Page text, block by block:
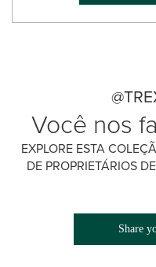
Você nos
EXPLORE ESTA
DE PROPRIETÁRIOS
Share